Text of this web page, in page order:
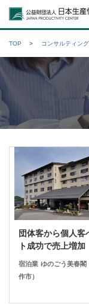
TOP コンサルティング
団体客から個人客
ト成功で売上増加
宿泊業 ゆのごう美春閣
作市）